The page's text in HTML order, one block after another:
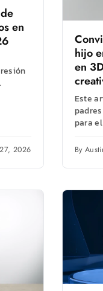
en
2026
hijo
en
Este
para
By